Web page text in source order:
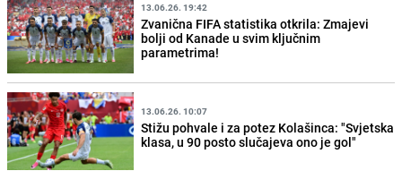
13.06.26. 19:42
Zvanična FIFA statistika otkrila: Zmajevi
bolji od Kanade u svim ključnim
parametrima!
13.06.26. 10:07
Stižu pohvale i za potez Kolašinca: "Svjetska
klasa, u 90 posto slučajeva ono je gol"